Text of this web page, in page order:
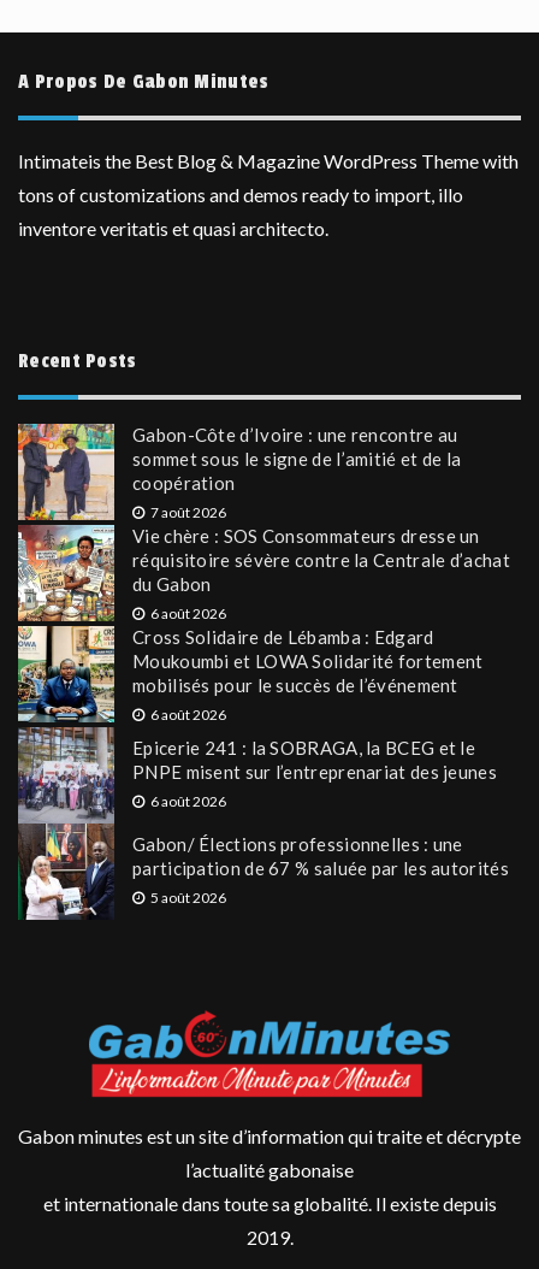
A Propos De Gabon Minutes
Intimateis the Best Blog & Magazine WordPress Theme with
tons of customizations and demos ready to import, illo
inventore veritatis et quasi architecto.
Recent Posts
Gabon-Côte d’Ivoire : une rencontre au
sommet sous le signe de l’amitié et de la
coopération
7 août 2026
Vie chère : SOS Consommateurs dresse un
réquisitoire sévère contre la Centrale d’achat
du Gabon
6 août 2026
Cross Solidaire de Lébamba : Edgard
Moukoumbi et LOWA Solidarité fortement
mobilisés pour le succès de l’événement
6 août 2026
Epicerie 241 : la SOBRAGA, la BCEG et le
PNPE misent sur l’entreprenariat des jeunes
6 août 2026
Gabon/ Élections professionnelles : une
participation de 67 % saluée par les autorités
5 août 2026
Gabon minutes est un site d’information qui traite et décrypte
l’actualité gabonaise
et internationale dans toute sa globalité. Il existe depuis
2019.